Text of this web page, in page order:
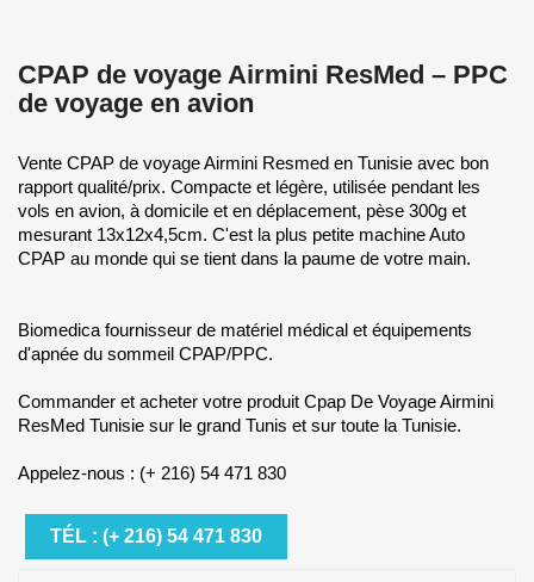
CPAP de voyage Airmini ResMed – PPC
de voyage en avion
Vente CPAP de voyage Airmini Resmed en Tunisie avec bon
rapport qualité/prix. Compacte et légère, utilisée pendant les
vols en avion, à domicile et en déplacement, pèse 300g et
mesurant 13x12x4,5cm. C'est la plus petite machine Auto
CPAP au monde qui se tient dans la paume de votre main.
Biomedica fournisseur de matériel médical et équipements
d'apnée du sommeil CPAP/PPC.
Commander et acheter votre produit Cpap De Voyage Airmini
ResMed Tunisie sur le grand Tunis et sur toute la Tunisie.
Appelez-nous : (+ 216) 54 471 830
TÉL : (+ 216) 54 471 830